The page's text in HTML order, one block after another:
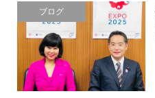
ブログ